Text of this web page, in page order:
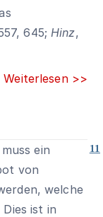
645;Hinz,
Weiterlesen >>
11
ein
von
welche
Dies ist in